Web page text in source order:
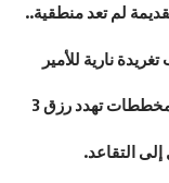
لم تعد منطقية..
نارية للأمير
تجار رغدان يناشدون رئيس الوزراء لوقف مخططات تهدد رزق 3
التقاعد.